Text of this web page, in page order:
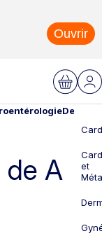
Ouvrir
de A
et